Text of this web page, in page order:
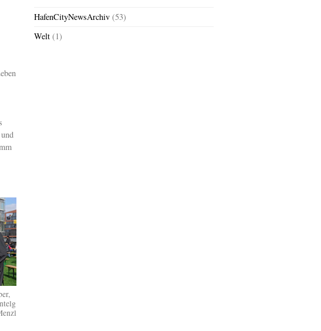
HafenCityNewsArchiv (53)
Welt (1)